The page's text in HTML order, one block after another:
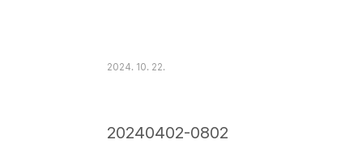
2024. 10. 22.
20240402-0802